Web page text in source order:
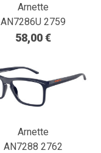
Arnette
AN7286U 2759
58,00 €
Arnette
AN7288 2762